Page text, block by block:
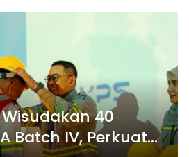
40
Batch IV, Perkuat